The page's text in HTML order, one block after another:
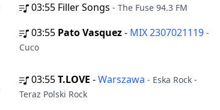
03:55 Filler Songs - The Fuse 94.3 FM
03:55 Pato Vasquez- MIX 2307021119 -
Cuco
03:55T.LOVE -Warszawa - Eska Rock -
Teraz Polski Rock